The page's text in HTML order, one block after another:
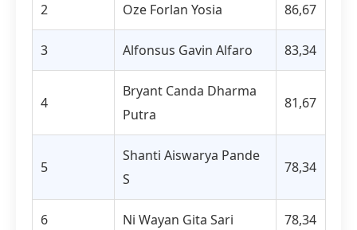
2 Oze Forlan Yosia 86,67
3 Alfonsus Gavin Alfaro 83,34
4
Bryant Canda Dharma
Putra
81,67
5
Shanti Aiswarya Pande
S
78,34
6 Ni Wayan Gita Sari 78,34